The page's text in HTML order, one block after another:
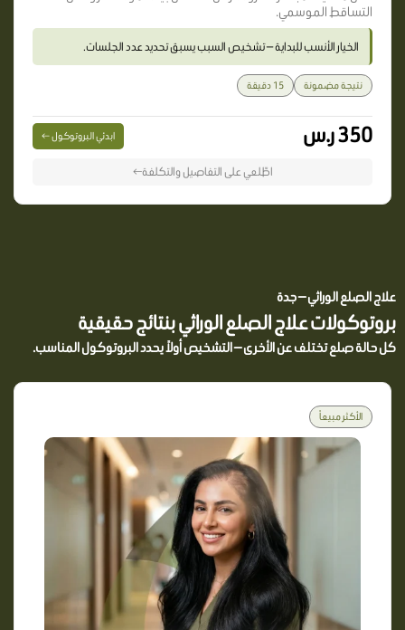
التساقط الموسمي.
الخيار الأنسب للبداية — تشخيص السبب يسبق تحديد عدد الجلسات.
نتيجة مضمونة 15 دقيقة
350 ر.س ابدئي البروتوكول ←
اطّلعي على التفاصيل والتكلفة←
علاج الصلع الوراثي — جدة
بروتوكولات علاج الصلع الوراثي بنتائج حقيقية
كل حالة صلع تختلف عن الأخرى — التشخيص أولاً يحدد البروتوكول المناسب.
الأكثر مبيعاً